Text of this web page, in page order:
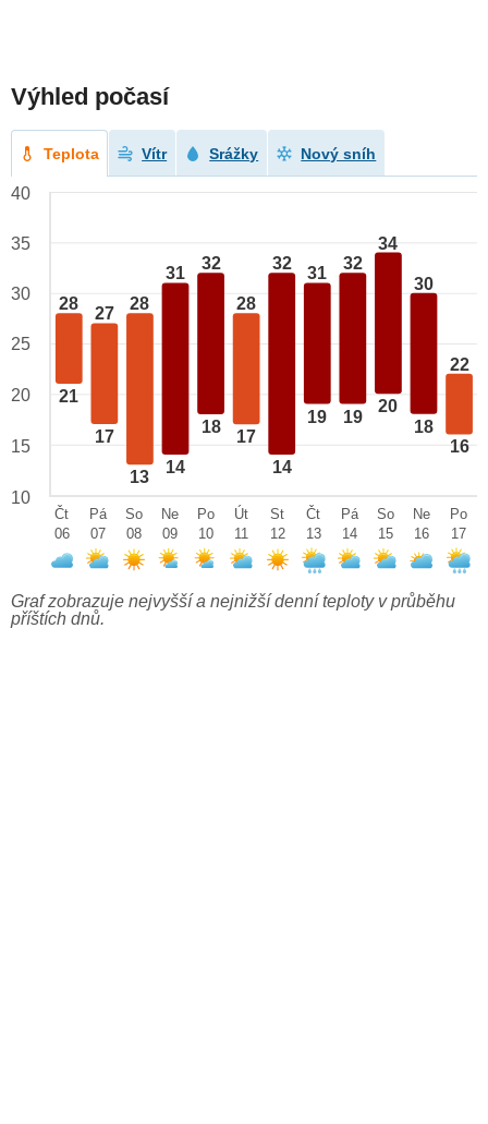
Výhled počasí
Teplota Vítr Srážky Nový sníh
28
21
27
17
28
13
31
14
32
18
28
17
32
14
31
19
32
19
34
20
30
18
22
16
40
35
30
25
20
15
10
Čt
06
Pá
07
So
08
Ne
09
Po
10
Út
11
St
12
Čt
13
Pá
14
So
15
Ne
16
Po
17
Graf zobrazuje nejvyšší a nejnižší denní teploty v průběhu
příštích dnů.